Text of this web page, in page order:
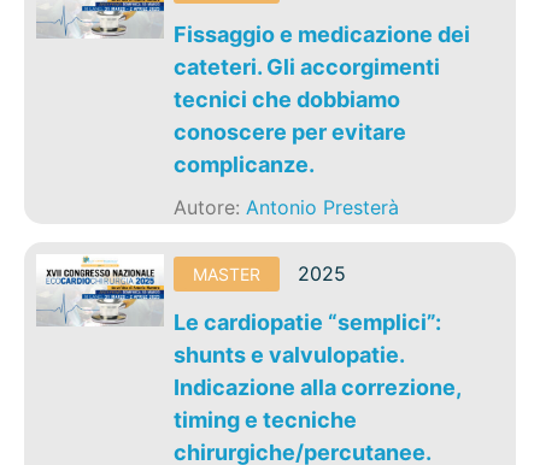
Fissaggio e medicazione dei
cateteri. Gli accorgimenti
tecnici che dobbiamo
conoscere per evitare
complicanze.
Autore:Antonio Presterà
MASTER 2025
Le cardiopatie “semplici”:
shunts e valvulopatie.
Indicazione alla correzione,
timing e tecniche
chirurgiche/percutanee.